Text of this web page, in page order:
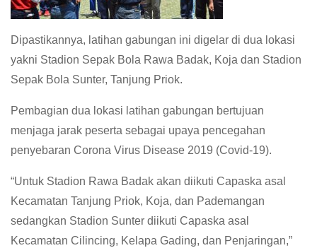
Dipastikannya, latihan gabungan ini digelar di dua lokasi
yakni Stadion Sepak Bola Rawa Badak, Koja dan Stadion
Sepak Bola Sunter, Tanjung Priok.
Pembagian dua lokasi latihan gabungan bertujuan
menjaga jarak peserta sebagai upaya pencegahan
penyebaran Corona Virus Disease 2019 (Covid-19).
“Untuk Stadion Rawa Badak akan diikuti Capaska asal
Kecamatan Tanjung Priok, Koja, dan Pademangan
sedangkan Stadion Sunter diikuti Capaska asal
Kecamatan Cilincing, Kelapa Gading, dan Penjaringan,”